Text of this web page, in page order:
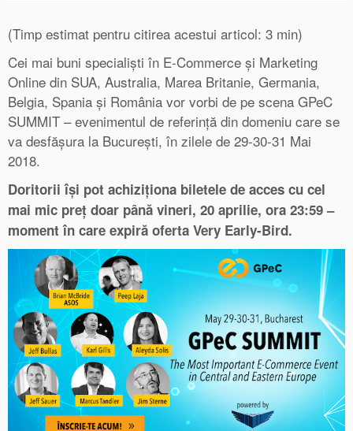
(Timp estimat pentru citirea acestui articol: 3 min)
Cei mai buni specialiști în E-Commerce și Marketing
Online din SUA, Australia, Marea Britanie, Germania,
Belgia, Spania și România vor vorbi de pe scena GPeC
SUMMIT – evenimentul de referință din domeniu care se
va desfășura la București, în zilele de 29-30-31 Mai
2018.
Doritorii își pot achiziționa biletele de acces cu cel
mai mic preț doar până vineri, 20 aprilie, ora 23:59 –
moment în care expiră oferta Very Early-Bird.